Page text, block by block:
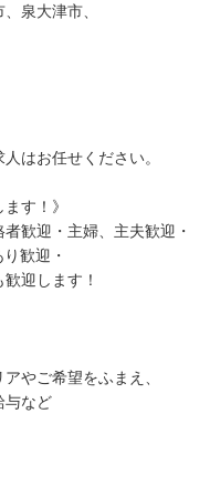
泉大津市、
はお任せください。
す！》
歓迎・主婦、主夫歓迎・
歓迎・
迎します！
やご希望をふまえ、
与など